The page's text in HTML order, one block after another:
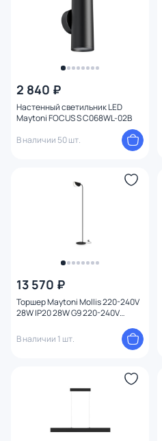
2 840 ₽
Настенный светильник LED
Maytoni FOCUS S C068WL-02B
В наличии 50 шт.
13 570 ₽
Торшер Maytoni Mollis 220-240V
28W IP20 28W G9 220-240V
В наличии 1 шт.